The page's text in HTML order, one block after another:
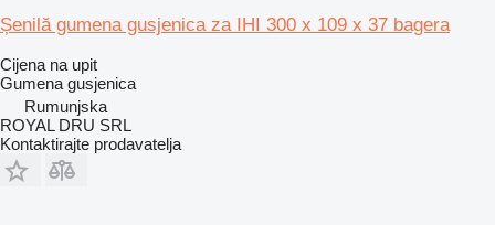
Șenilă gumena gusjenica za IHI 300 x 109 x 37 bagera
Cijena na upit
Gumena gusjenica
Rumunjska
ROYAL DRU SRL
Kontaktirajte prodavatelja